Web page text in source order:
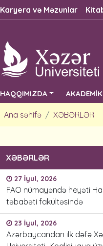
Karyera və Məzunlar
HAQQIMIZDA AKADEMİK
Ana səhifə XƏBƏRLƏR
XƏBƏRLƏR
27 İyul, 2026
FAO nümayəndə heyəti
təbabəti fakültəsində
23 İyul, 2026
Azərbaycandan ilk dəfə